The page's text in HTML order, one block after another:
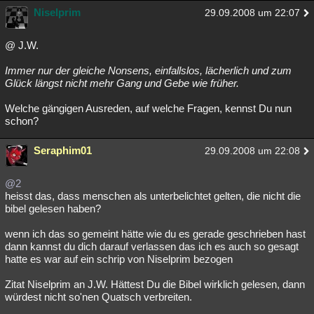
Niselprim 29.09.2008 um 22:07
@ J.W.
Immer nur der gleiche Nonsens, einfallslos, lächerlich und zum
Glück längst nicht mehr Gang und Gebe wie früher.
Welche gängigen Ausreden, auf welche Fragen, kennst Du nun
schon?
Seraphim01 29.09.2008 um 22:08
@2
heisst das, dass menschen als unterbelichtet gelten, die nicht die
bibel gelesen haben?
wenn ich das so gemeint hätte wie du es gerade geschrieben hast
dann kannst du dich darauf verlassen das ich es auch so gesagt
hatte es war auf ein schrip von Niselprim bezogen
Zitat Niselprim an J.W. Hättest Du die Bibel wirklich gelesen, dann
würdest nicht so'nen Quatsch verbreiten.